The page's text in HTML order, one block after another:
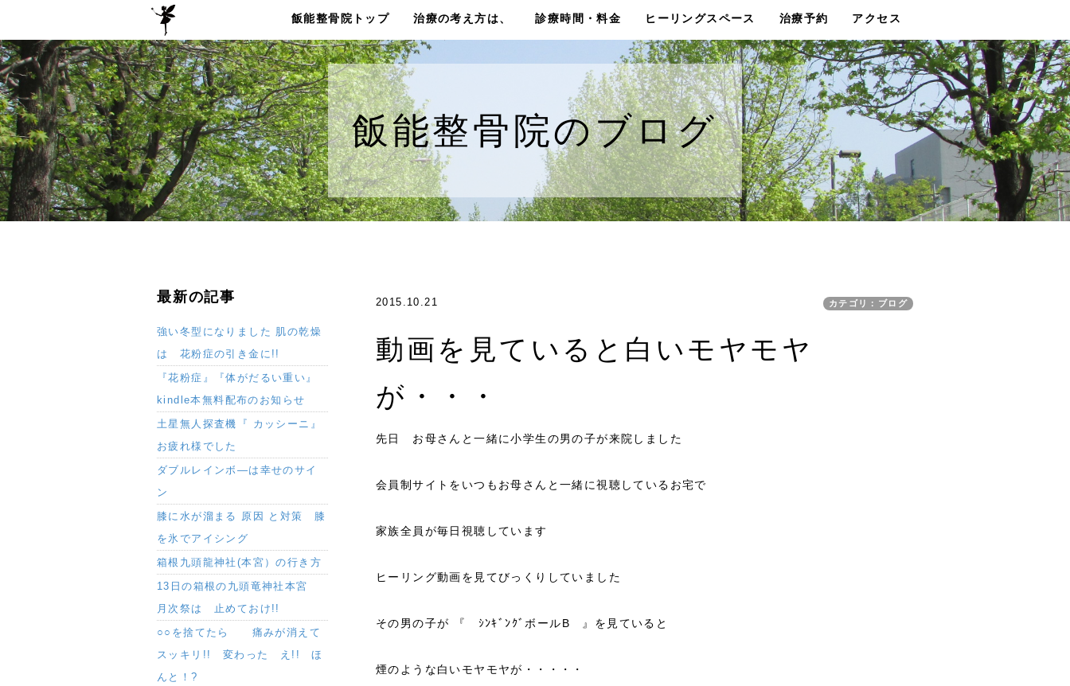
飯能整骨院トップ 治療の考え方は、 診療時間・料金 ヒーリングスペース 治療予約 アクセス
飯能整骨院のブログ
2015.10.21 カテゴリ：ブログ
動画を見ていると白いモヤモヤ
が・・・
先日 お母さんと一緒に小学生の男の子が来院しました
会員制サイトをいつもお母さんと一緒に視聴しているお宅で
家族全員が毎日視聴しています
ヒーリング動画を見てびっくりしていました
その男の子が 『 ｼﾝｷﾞﾝｸﾞボールB 』を見ていると
煙のような白いモヤモヤが・・・・・
最新の記事
強い冬型になりました 肌の乾燥
は 花粉症の引き金に!!
『花粉症』『体がだるい重い』
kindle本無料配布のお知らせ
土星無人探査機『 カッシーニ』
お疲れ様でした
ダブルレインボ―は幸せのサイ
ン
膝に水が溜まる 原因 と対策 膝
を氷でアイシング
箱根九頭龍神社(本宮）の行き方
13日の箱根の九頭竜神社本宮
月次祭は 止めておけ!!
○○を捨てたら 痛みが消えて
スッキリ!! 変わった え!! ほ
んと！?